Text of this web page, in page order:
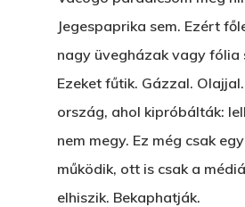
Jegespaprika sem. Ezért
nagy üvegházak vagy fólia
Ezeket fűtik. Gázzal.
ország, ahol kipróbálták:
nem megy. Ez még csak
működik, ott is csak a
elhiszik. Bekaphatják.